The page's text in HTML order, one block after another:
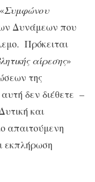
Συμφώνου
Δυνάμεων που
Πρόκειται
αίρεσης»
της
δεν διέθετε –
και
απαιτούμενη
εκπλήρωση